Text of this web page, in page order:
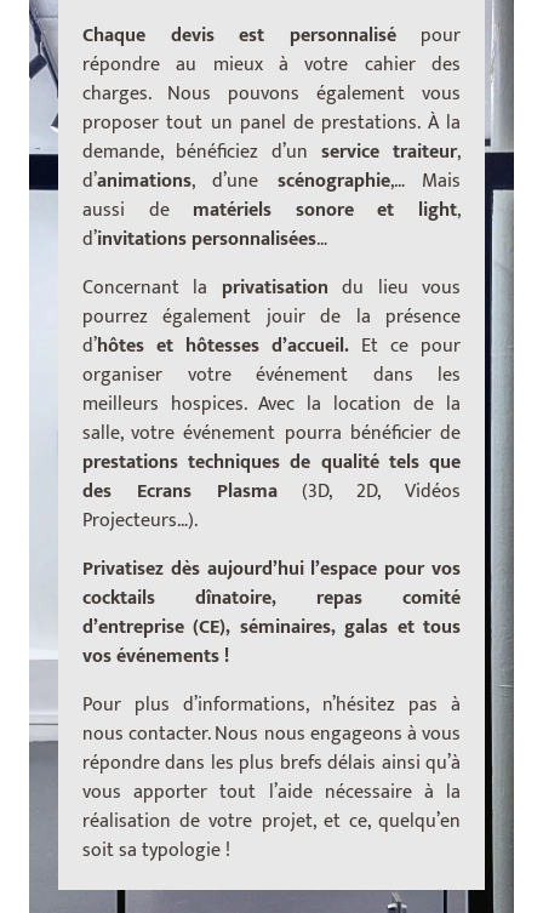
Chaque devis est personnalisé pour
répondre au mieux à votre cahier des
charges. Nous pouvons également vous
proposer tout un panel de prestations. À la
demande, bénéficiez d’un service traiteur,
d’animations, d’une scénographie,… Mais
aussi de matériels sonore et light,
d’invitations personnalisées…
Concernant la privatisationdu lieu vous
pourrez également jouir de la présence
d’hôtes et hôtesses d’accueil. Et ce pour
organiser votre événement dans les
meilleurs hospices. Avec la location de la
salle, votre événement pourra bénéficier de
prestations techniques de qualité tels que
des Ecrans Plasma(3D, 2D, Vidéos
Projecteurs…).
Privatisez dès aujourd’hui l’espace pour vos
cocktails dînatoire, repas comité
d’entreprise (CE), séminaires, galas et tous
vos événements !
Pour plus d’informations, n’hésitez pas à
nous contacter. Nous nous engageons à vous
répondre dans les plus brefs délais ainsi qu’à
vous apporter tout l’aide nécessaire à la
réalisation de votre projet, et ce, quelqu’en
soit sa typologie !